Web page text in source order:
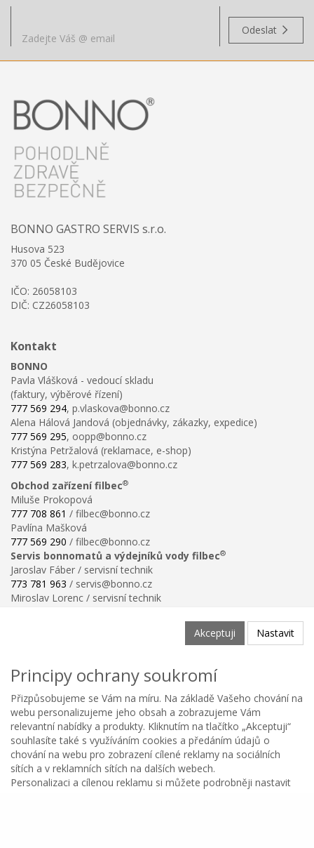
Odeslat
BONNO GASTRO SERVIS s.r.o.
Husova 523
370 05 České Budějovice
IČO: 26058103
DIČ: CZ26058103
Kontakt
BONNO
Pavla Vlášková - vedoucí skladu
(faktury, výběrové řízení)
777 569 294, p.vlaskova@bonno.cz
Alena Hálová Jandová (objednávky, zákazky, expedice)
777 569 295, oopp@bonno.cz
Kristýna Petržalová (reklamace, e-shop)
777 569 283, k.petrzalova@bonno.cz
Obchod zařízení filbec®
Miluše Prokopová
777 708 861 / filbec@bonno.cz
Pavlína Mašková
777 569 290 / filbec@bonno.cz
Servis bonnomatů a výdejníků vody filbec®
Jaroslav Fáber / servisní technik
773 781 963 / servis@bonno.cz
Miroslav Lorenc / servisní technik
Ochrana osobních údajů
Poučení o právu na odstoupení od smlouvy
Reklamační řád
Reklamační protokol ke stažení
Velikostní tabulka
Nastavení soukromí
Odstoupení od smlouvy
Copyright © BONNO GASTRO SERVIS s.r.o. 2026
Kategorie Oblíbené Menu Košík
Akceptuji Nastavit
Principy ochrany soukromí
Přizpůsobujeme se Vám na míru. Na základě Vašeho chování na
webu personalizujeme jeho obsah a zobrazujeme Vám
relevantní nabídky a produkty. Kliknutím na tlačítko „Akceptuji“
souhlasíte také s využíváním cookies a předáním údajů o
chování na webu pro zobrazení cílené reklamy na sociálních
sítích a v reklamních sítích na dalších webech.
Personalizaci a cílenou reklamu si můžete podrobněji nastavit